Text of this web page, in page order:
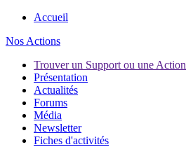
Accueil
Nos Actions
Trouver un Support ou une Action
Présentation
Actualités
Forums
Média
Newsletter
Fiches d'activités